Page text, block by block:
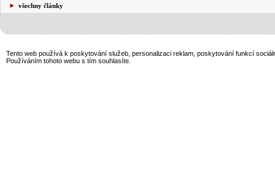
všechny články
Tento web používá k poskytování služeb, personalizaci reklam, poskytování funkcí
Používáním tohoto webu s tím souhlasíte.